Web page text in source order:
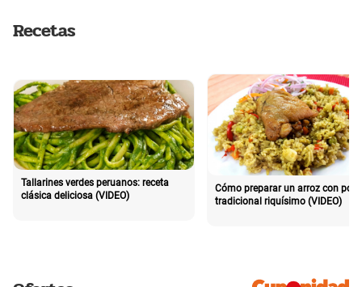
Recetas
Tallarines verdes peruanos: receta
clásica deliciosa (VIDEO)
Cómo preparar un arroz con pollo
tradicional riquísimo (VIDEO)